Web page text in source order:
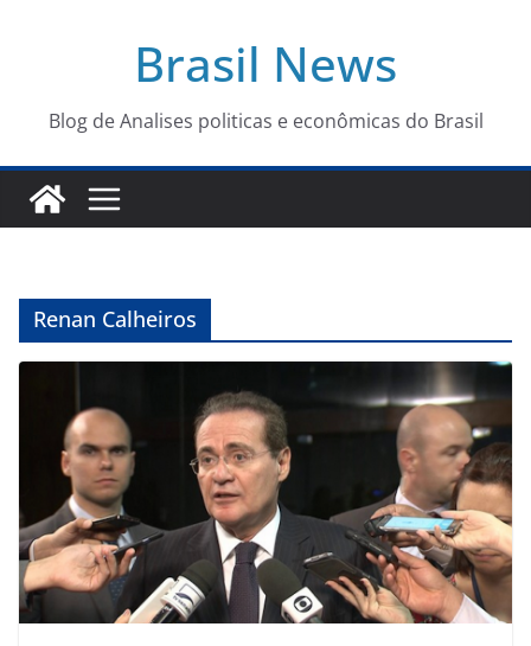
conteúdo
Brasil News
Blog de Analises politicas e econômicas do Brasil
Renan Calheiros